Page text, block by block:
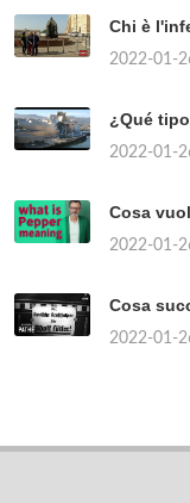
Chi è
2022-01-
¿Qué
2022-01-
Cosa
2022-01-
Cosa
2022-01-